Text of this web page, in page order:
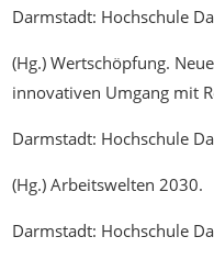
Darmstadt: Hochschule
(Hg.) Wertschöpfung.
innovativen Umgang mit
Darmstadt: Hochschule
(Hg.) Arbeitswelten 2030.
Darmstadt: Hochschule